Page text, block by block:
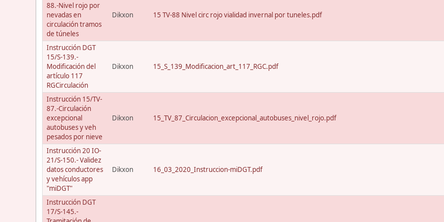
88.-Nivel rojo por
nevadas en
circulación tramos
de túneles
Dikxon 15 TV-88 Nivel circ rojo vialidad invernal por tuneles.pdf
Instrucción DGT
15/S-139.-
Modificación del
artículo 117
RGCirculación
Dikxon 15_S_139_Modificacion_art_117_RGC.pdf
Instrucción 15/TV-
87.-Circulación
excepcional
autobuses y veh
pesados por nieve
Dikxon 15_TV_87_Circulacion_excepcional_autobuses_nivel_rojo.pdf
Instrucción 20 IO-
21/S-150.- Validez
datos conductores
y vehículos app
"miDGT"
Dikxon 16_03_2020_Instruccion-miDGT.pdf
Instrucción DGT
17/S-145.-